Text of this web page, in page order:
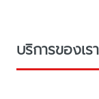
บริการของเ